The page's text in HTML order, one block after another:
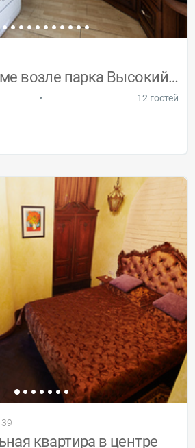
Комнаты в доме возле парка Высокий Замок
• 12 гостей
квартира в центре